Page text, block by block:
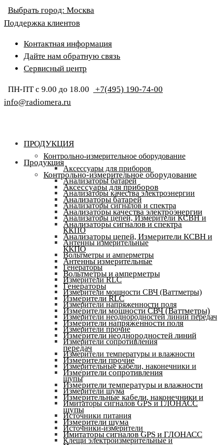
Выбрать город: Москва
Поддержка клиентов
Контактная информация
Дайте нам обратную связь
Сервисный центр
ПН-ПТ с 9.00 до 18.00
+7(495) 190-74-00
info@radiomera.ru
ПРОДУКЦИЯ
Контрольно-измерительное оборудование
Аксессуары для приборов
Анализаторы батарей
Анализаторы качества электроэнергии
Анализаторы сигналов и спектра
Анализаторы цепей, Измерители КСВН и
ККПО
Антенны измерительные
Вольтметры и амперметры
Генераторы
Измерители RLC
Измерители мощности СВЧ (Ваттметры)
Измерители напряженности поля
Измерители неоднородностей линий передач
Измерители прочие
Измерители сопротивления
Измерители температуры и влажности
Измерительные кабели, наконечники и
щупы
Измерители шума
Имитаторы сигналов GPS и ГЛОНАСС
Источники питания
Источники-измерители
Клещи электроизмерительные и
Продукция
Контрольно-измерительное оборудование
Аксессуары для приборов
Анализаторы батарей
Анализаторы качества электроэнергии
Анализаторы сигналов и спектра
Анализаторы цепей, Измерители КСВН и
ККПО
Антенны измерительные
Вольтметры и амперметры
Генераторы
Измерители RLC
Измерители мощности СВЧ (Ваттметры)
Измерители напряженности поля
Измерители неоднородностей линий
передач
Измерители прочие
Измерители сопротивления
Измерители температуры и влажности
Измерительные кабели, наконечники и
щупы
Измерители шума
Имитаторы сигналов GPS и ГЛОНАСС